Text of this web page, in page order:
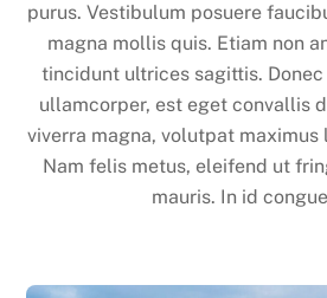
purus. Vestibulum posuere
magna mollis quis. Etiam non
tincidunt ultrices sagittis.
ullamcorper, est eget convallis
viverra magna, volutpat maximus
Nam felis metus, eleifend ut
mauris. In id